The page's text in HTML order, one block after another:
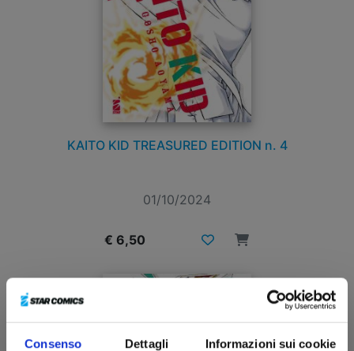
Consenso Dettagli Informazioni sui cookie
KAITO KID TREASURED EDITION n. 4
01/10/2024
€ 6,50